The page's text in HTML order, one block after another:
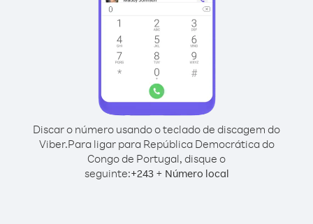
Discar o número usando o teclado de discagem do
Viber.Para ligar para República Democrática do
Congo de Portugal, disque o
seguinte:+243+ Número local